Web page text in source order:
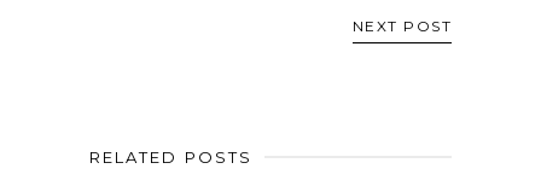
NEXT POST
RELATED POSTS